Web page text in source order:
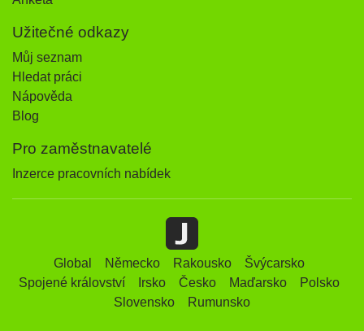
Užitečné odkazy
Můj seznam
Hledat práci
Nápověda
Blog
Pro zaměstnavatelé
Inzerce pracovních nabídek
Global Německo Rakousko
Švýcarsko
Spojené království
Irsko Česko Maďarsko
Polsko
Slovensko
Rumunsko